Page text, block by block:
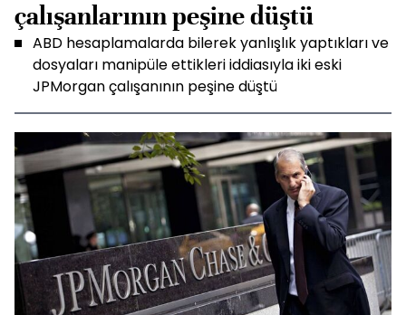
çalışanlarının peşine düştü
ABD hesaplamalarda bilerek yanlışlık yaptıkları ve
dosyaları manipüle ettikleri iddiasıyla iki eski
JPMorgan çalışanının peşine düştü